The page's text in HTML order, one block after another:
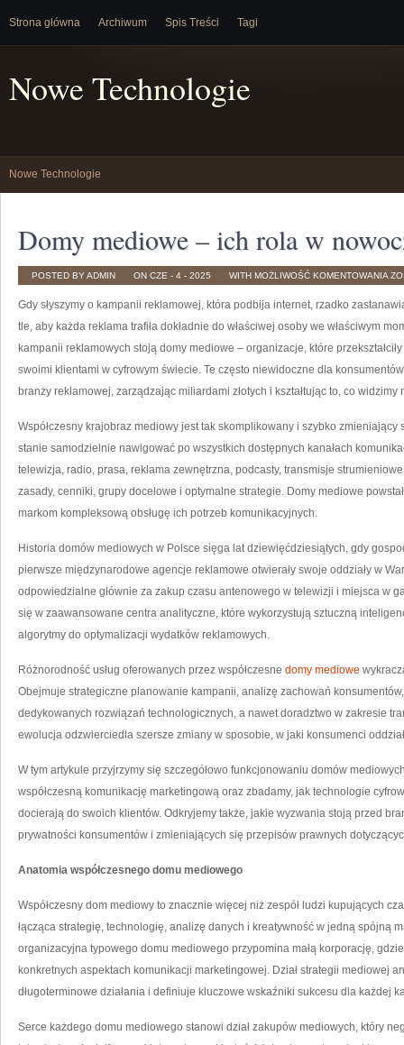
Strona główna Archiwum Spis Treści Tagi
Nowe Technologie
Nowe Technologie
Domy mediowe – ich rola w
POSTED BY ADMIN ON CZE - 4 - 2025 WITH MOŻLIWOŚĆ KOMENTOWANIA
ICH
W
Gdy słyszymy o kampanii reklamowej, która podbija internet, rzadko
tle, aby każda reklama trafiła dokładnie do właściwej osoby we właściwym
kampanii reklamowych stoją domy mediowe – organizacje, które
swoimi klientami w cyfrowym świecie. Te często niewidoczne dla
branży reklamowej, zarządzając miliardami złotych i kształtując to, co
Współczesny krajobraz mediowy jest tak skomplikowany i szybko
stanie samodzielnie nawigować po wszystkich dostępnych kanałach
telewizja, radio, prasa, reklama zewnętrzna, podcasty, transmisje
zasady, cenniki, grupy docelowe i optymalne strategie. Domy mediowe
markom kompleksową obsługę ich potrzeb komunikacyjnych.
Historia domów mediowych w Polsce sięga lat dziewięćdziesiątych, gdy
pierwsze międzynarodowe agencje reklamowe otwierały swoje oddziały w
odpowiedzialne głównie za zakup czasu antenowego w telewizji i miejsca w
się w zaawansowane centra analityczne, które wykorzystują sztuczną
algorytmy do optymalizacji wydatków reklamowych.
Różnorodność usług oferowanych przez współczesne domy mediowe
Obejmuje strategiczne planowanie kampanii, analizę zachowań
dedykowanych rozwiązań technologicznych, a nawet doradztwo w zakresie
ewolucja odzwierciedla szersze zmiany w sposobie, w jaki konsumenci
W tym artykule przyjrzymy się szczegółowo funkcjonowaniu domów
współczesną komunikację marketingową oraz zbadamy, jak technologie
docierają do swoich klientów. Odkryjemy także, jakie wyzwania stoją przed
prywatności konsumentów i zmieniających się przepisów prawnych
Anatomia współczesnego domu mediowego
Współczesny dom mediowy to znacznie więcej niż zespół ludzi kupujących
łącząca strategię, technologię, analizę danych i kreatywność w jedną spójną
organizacyjna typowego domu mediowego przypomina małą korporację,
konkretnych aspektach komunikacji marketingowej. Dział strategii mediowej
długoterminowe działania i definiuje kluczowe wskaźniki sukcesu dla każdej
Serce każdego domu mediowego stanowi dział zakupów mediowych, który